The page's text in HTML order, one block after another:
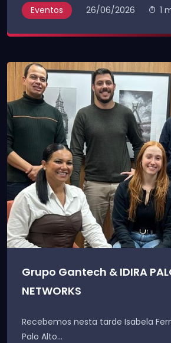
Eventos 26/06/2026 1
Grupo Gantech & IDIRA
NETWORKS
Recebemos nesta tarde Isabela
Palo Alto...